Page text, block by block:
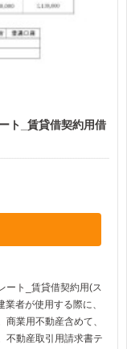
ト_賃貸借契約用借
ート_賃貸借契約用(ス
者が使用する際に、
業用不動産含めて、
不動産取引用請求書テ